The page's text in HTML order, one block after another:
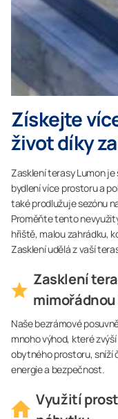
Získejte
život díky
Zasklení terasy Lumon
bydlení více prostoru a
také prodlužuje sezónu
Proměňte tento
hřiště, malou zahrádku,
Zasklení udělá z vaší
Zasklení
Naše bezrámové
mnoho výhod, které
obytného prostoru, sníží
energie a bezpečnost.
Využití